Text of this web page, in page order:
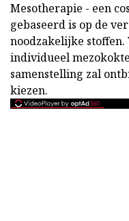
Mesotherapie - een
gebaseerd is op de
noodzakelijke stoffen.
individueel
samenstelling zal
kiezen.